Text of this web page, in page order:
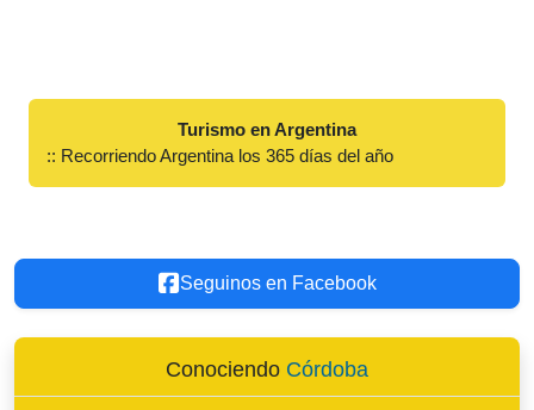
Turismo en Argentina
:: Recorriendo Argentina los 365 días del año
Seguinos en Facebook
Conociendo Córdoba